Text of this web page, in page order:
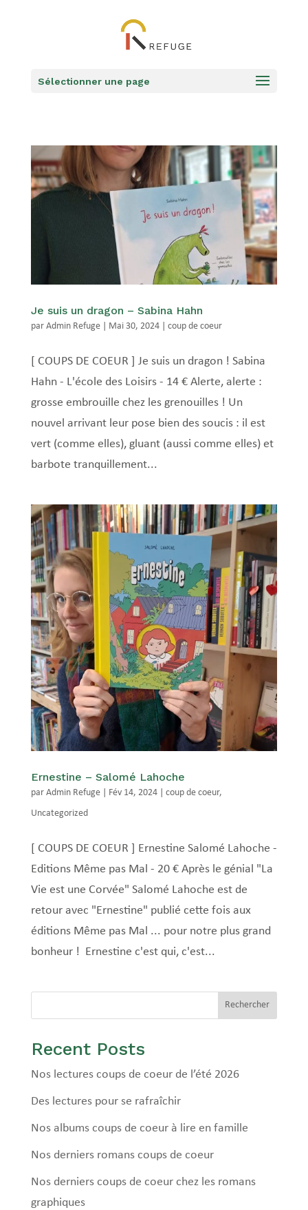
Sélectionner une page
Je suis un dragon – Sabina Hahn
par Admin Refuge| Mai 30, 2024| coup de coeur
[ COUPS DE COEUR ] Je suis un dragon ! Sabina
Hahn - L'école des Loisirs - 14 € Alerte, alerte :
grosse embrouille chez les grenouilles ! Un
nouvel arrivant leur pose bien des soucis : il est
vert (comme elles), gluant (aussi comme elles) et
barbote tranquillement...
Ernestine – Salomé Lahoche
par Admin Refuge| Fév 14, 2024| coup de coeur,
Uncategorized
[ COUPS DE COEUR ] Ernestine Salomé Lahoche -
Editions Même pas Mal - 20 € Après le génial "La
Vie est une Corvée" Salomé Lahoche est de
retour avec "Ernestine" publié cette fois aux
éditions Même pas Mal ... pour notre plus grand
bonheur ! Ernestine c'est qui, c'est...
Rechercher
Recent Posts
Nos lectures coups de coeur de l’été 2026
Des lectures pour se rafraîchir
Nos albums coups de coeur à lire en famille
Nos derniers romans coups de coeur
Nos derniers coups de coeur chez les romans
graphiques